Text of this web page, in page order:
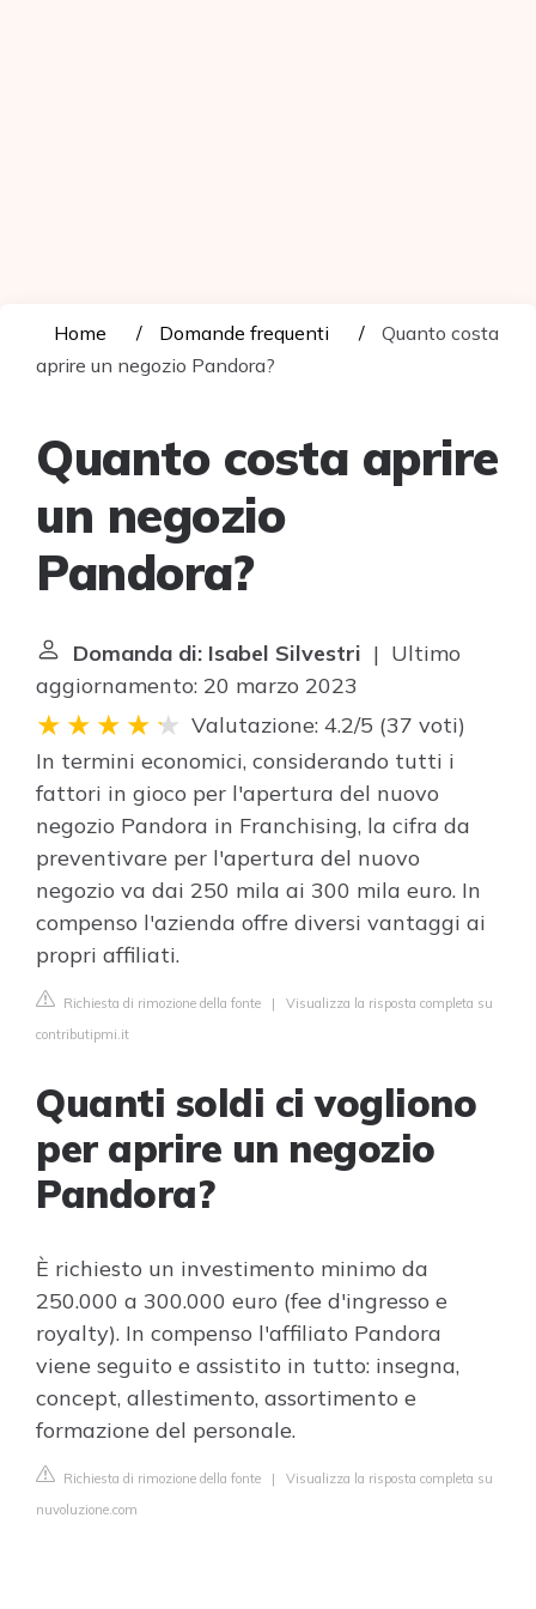
Home Domande frequenti
Quanto costa
aprire un negozio Pandora?
Quanto costa aprire
un negozio
Pandora?
Domanda di: Isabel Silvestri | Ultimo
aggiornamento: 20 marzo 2023
Valutazione: 4.2/5 (37 voti)
In termini economici, considerando tutti i
fattori in gioco per l'apertura del nuovo
negozio Pandora in Franchising, la cifra da
preventivare per l'apertura del nuovo
negozio va dai 250 mila ai 300 mila euro. In
compenso l'azienda offre diversi vantaggi ai
propri affiliati.
Richiesta di rimozione della fonte | Visualizza la risposta completa su
contributipmi.it
Quanti soldi ci vogliono
per aprire un negozio
Pandora?
È richiesto un investimento minimo da
250.000 a 300.000 euro (fee d'ingresso e
royalty). In compenso l'affiliato Pandora
viene seguito e assistito in tutto: insegna,
concept, allestimento, assortimento e
formazione del personale.
Richiesta di rimozione della fonte | Visualizza la risposta completa su
nuvoluzione.com